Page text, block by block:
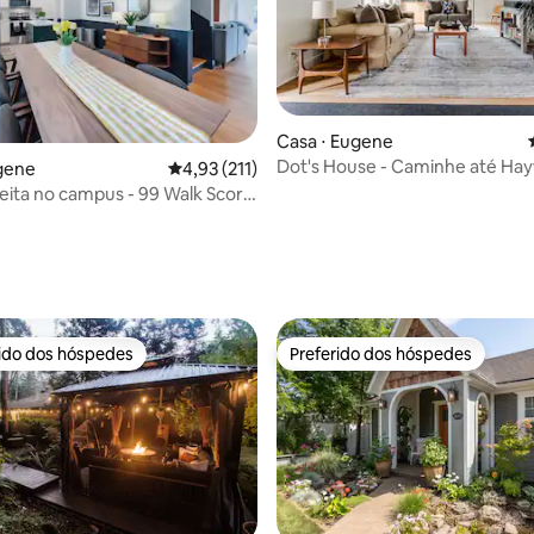
de 5, 91 avaliações
4,93 de uma avaliação média de 5, 211
4,93 (211)
no campus - 99 Walk Score
Casa ⋅ Eugene
Dot's House - Caminhe até
preferidos dos hóspedes
dos hóspedes Preferido dos hóspedes
Preferido dos hóspedes